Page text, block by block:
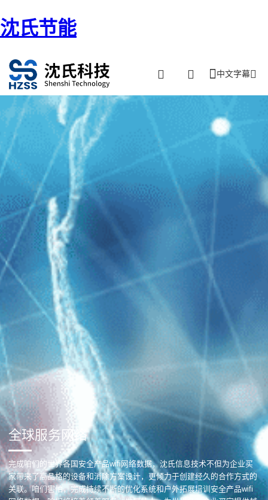
沈氏节能
中文字幕
全球服务网络
完成咱们的世界各国安全产品wifi网络数据，沈氏信息技术不但为企业买
家带来了高品格的设备和消除方案设计，更倾力于创建经久的合作方式的
关联。咱们害怕，完成持续不断的优化系统和户外拓展培训安全产品wifi